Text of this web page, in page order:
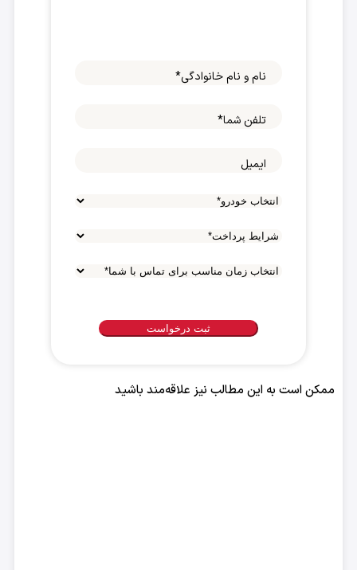
نام و نام خانوادگی*
تلفن شما*
ایمیل
شرایط
پرداخت
انتخاب
مناسب
برای
شما*
ممکن است به این مطالب نیز علاقه‌مند باشید